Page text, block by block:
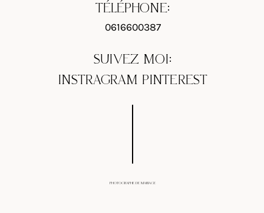
TÉLÉPHONE:
0616600387
SUIVEZ MOI:
INSTRAGRAM PINTEREST
PHOTOGRAPHE DE MARIAGE